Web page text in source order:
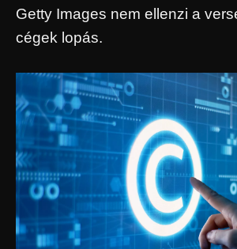
Getty Images nem ellenzi a
cégek lopás.